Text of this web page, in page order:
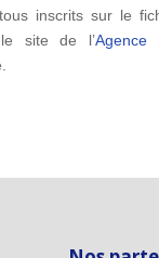
inscrits sur le
le site de l’Agence